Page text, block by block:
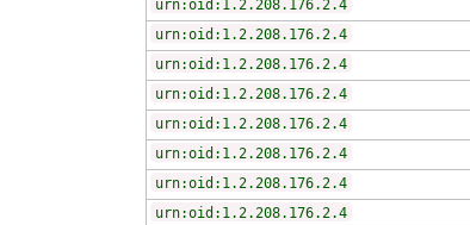
urn:oid:1.2.208.176.2.4
urn:oid:1.2.208.176.2.4
urn:oid:1.2.208.176.2.4
urn:oid:1.2.208.176.2.4
urn:oid:1.2.208.176.2.4
urn:oid:1.2.208.176.2.4
urn:oid:1.2.208.176.2.4
urn:oid:1.2.208.176.2.4